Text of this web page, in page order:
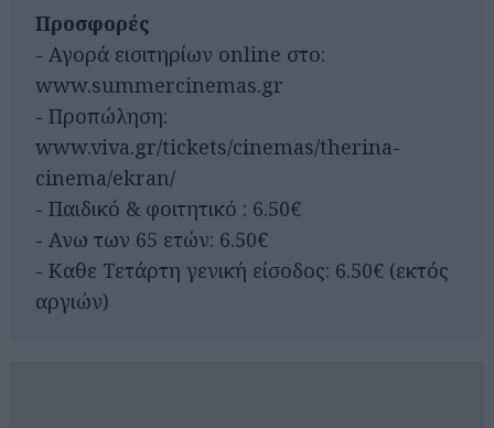
Προσφορές
- Αγορά εισιτηρίων online στο:
www.summercinemas.gr
- Προπώληση:
www.viva.gr/tickets/cinemas/therina-
cinema/ekran/
- Παιδικό & φοιτητικό : 6.50€
- Ανω των 65 ετών: 6.50€
- Καθε Τετάρτη γενική είσοδος: 6.50€ (εκτός
αργιών)